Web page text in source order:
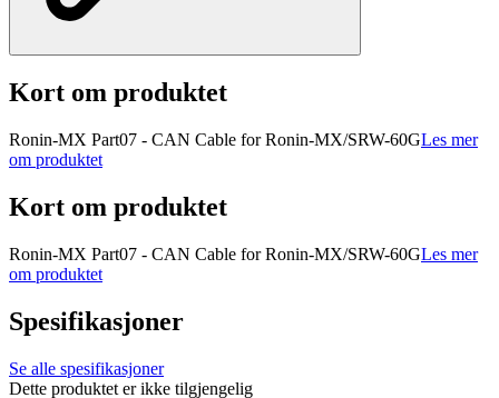
Kort om produktet
Ronin-MX Part07 - CAN Cable for Ronin-MX/SRW-60GLes mer
om produktet
Kort om produktet
Ronin-MX Part07 - CAN Cable for Ronin-MX/SRW-60GLes mer
om produktet
Spesifikasjoner
Se alle spesifikasjoner
Dette produktet er ikke tilgjengelig